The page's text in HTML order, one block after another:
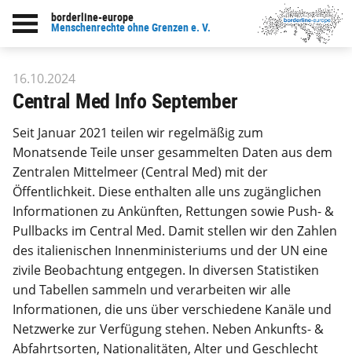
borderline-europe
Menschenrechte ohne Grenzen e. V.
zur Übersicht: Unsere Arbeit
16.10.2024
Central Med Info September
Seit Januar 2021 teilen wir regelmäßig zum
Monatsende Teile unser gesammelten Daten aus dem
Zentralen Mittelmeer (Central Med) mit der
Öffentlichkeit. Diese enthalten alle uns zugänglichen
Informationen zu Ankünften, Rettungen sowie Push- &
Pullbacks im Central Med. Damit stellen wir den Zahlen
des italienischen Innenministeriums und der UN eine
zivile Beobachtung entgegen. In diversen Statistiken
und Tabellen sammeln und verarbeiten wir alle
Informationen, die uns über verschiedene Kanäle und
Netzwerke zur Verfügung stehen. Neben Ankunfts- &
Abfahrtsorten, Nationalitäten, Alter und Geschlecht